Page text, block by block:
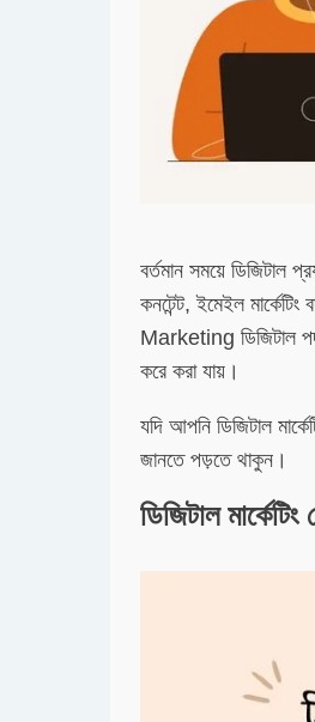
বর্তমান সময়ে ডিজিটাল
কনটেন্ট, ইমেইল
Marketing ডিজিটাল
করে করা যায়।
যদি আপনি ডিজিটাল
জানতে পড়তে থাকুন।
ডিজিটাল